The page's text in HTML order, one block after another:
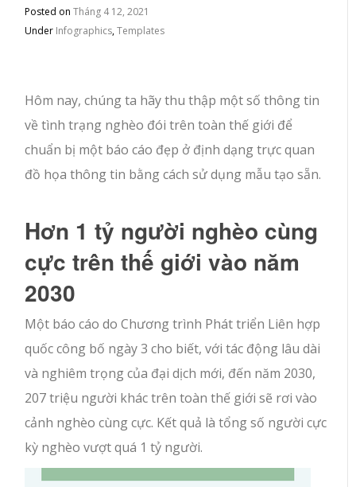
Posted onTháng 4 12, 2021
Under Infographics,Templates
Hôm nay, chúng ta hãy thu thập một số thông tin
về tình trạng nghèo đói trên toàn thế giới để
chuẩn bị một báo cáo đẹp ở định dạng trực quan
đồ họa thông tin bằng cách sử dụng mẫu tạo sẵn.
Hơn 1 tỷ người nghèo cùng
cực trên thế giới vào năm
2030
Một báo cáo do Chương trình Phát triển Liên hợp
quốc công bố ngày 3 cho biết, với tác động lâu dài
và nghiêm trọng của đại dịch mới, đến năm 2030,
207 triệu người khác trên toàn thế giới sẽ rơi vào
cảnh nghèo cùng cực. Kết quả là tổng số người cực
kỳ nghèo vượt quá 1 tỷ người.